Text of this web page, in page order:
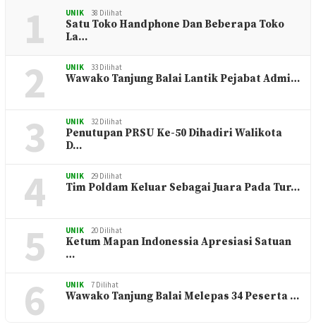
1 UNIK 38 Dilihat
Satu Toko Handphone Dan Beberapa Toko
La…
2 UNIK 33 Dilihat
Wawako Tanjung Balai Lantik Pejabat Admi…
3 UNIK 32 Dilihat
Penutupan PRSU Ke-50 Dihadiri Walikota
D…
4 UNIK 29 Dilihat
Tim Poldam Keluar Sebagai Juara Pada Tur…
5 UNIK 20 Dilihat
Ketum Mapan Indonessia Apresiasi Satuan
…
6 UNIK 7 Dilihat
Wawako Tanjung Balai Melepas 34 Peserta …